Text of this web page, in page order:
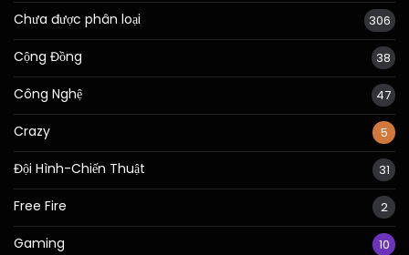
Chưa được phân loại 306
Cộng Đồng 38
Công Nghệ 47
Crazy 5
Đội Hình-Chiến Thuật 31
Free Fire 2
Gaming 10